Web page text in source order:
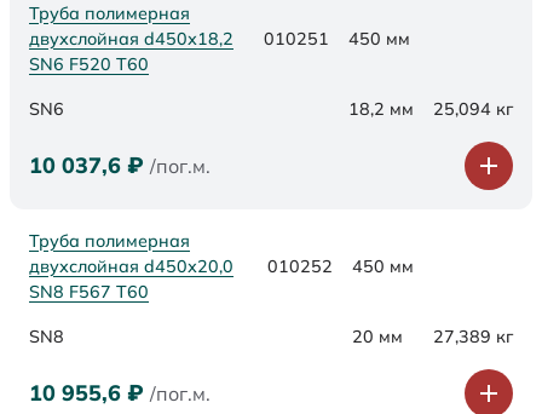
Труба полимерная
двухслойная d450х18,2
SN6 F520 Т60
010251 450 мм
SN6 18,2 мм 25,094 кг
10 037,6 ₽ /пог.м.
Труба полимерная
двухслойная d450х20,0
SN8 F567 Т60
010252 450 мм
SN8 20 мм 27,389 кг
10 955,6 ₽ /пог.м.